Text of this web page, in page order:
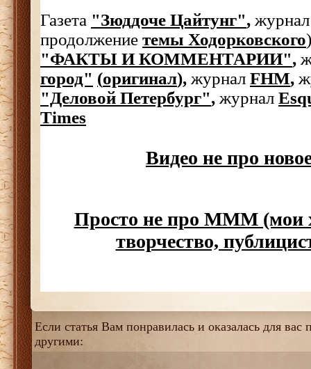
Газета "Зюддоче Цайтунг", журнал
продолжение темы Ходорковского)
"ФАКТЫ И КОММЕНТАРИИ",
город" (оригинал), журнал FHM,
"Деловой Петербург", журнал
Times
Видео не про
Просто не про МММ (мои
творчество,
Если статья Вам понравилась и оказалась для вас
другими: